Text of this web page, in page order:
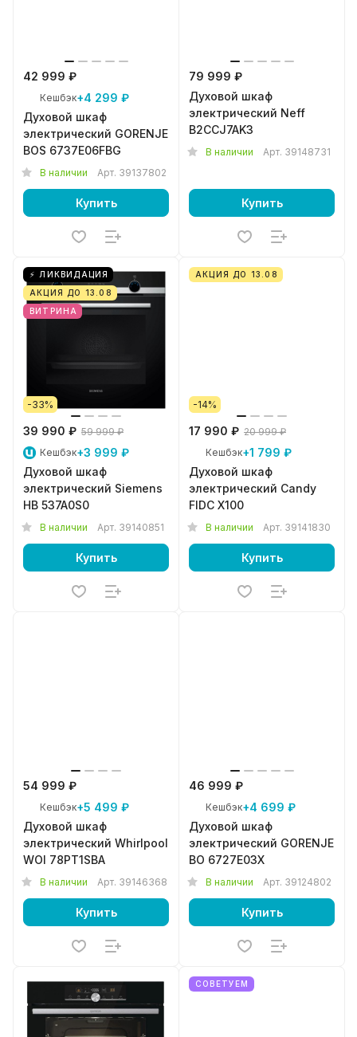
42 999 ₽
Кешбэк+4 299 ₽
Духовой шкаф
электрический GORENJE
BOS 6737E06FBG
В наличии Арт. 39137802
Купить
79 999 ₽
Духовой шкаф
электрический Neff
B2CCJ7AK3
В наличии Арт. 39148731
Купить
⚡ ЛИКВИДАЦИЯ
АКЦИЯ ДО 13.08
ВИТРИНА
-33%
39 990 ₽ 59 999 ₽
Кешбэк+3 999 ₽
Духовой шкаф
электрический Siemens
HB 537A0S0
В наличии Арт. 39140851
Купить
АКЦИЯ ДО 13.08
-14%
17 990 ₽ 20 999 ₽
Кешбэк+1 799 ₽
Духовой шкаф
электрический Candy
FIDC X100
В наличии Арт. 39141830
Купить
54 999 ₽
Кешбэк+5 499 ₽
Духовой шкаф
электрический Whirlpool
WOI 78PT1SBA
В наличии Арт. 39146368
Купить
46 999 ₽
Кешбэк+4 699 ₽
Духовой шкаф
электрический GORENJE
BO 6727E03X
В наличии Арт. 39124802
Купить
СОВЕТУЕМ